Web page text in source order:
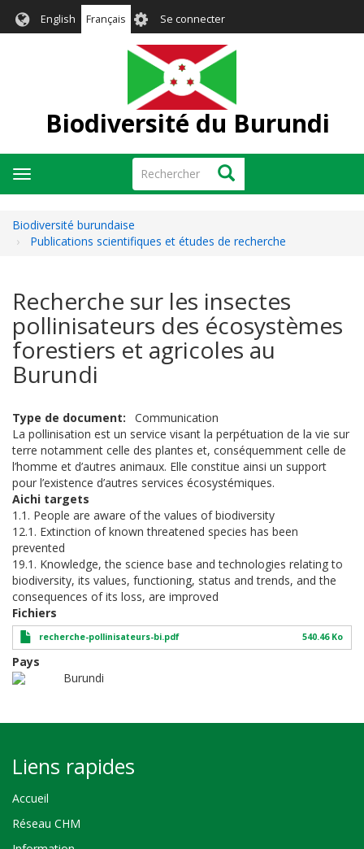
English Français User
account
menu
Se connecter
Biodiversité du Burundi
Rechercher Rechercher
Toggle
navigation
Biodiversité burundaise
Publications scientifiques et études de recherche
Recherche sur les insectes
pollinisateurs des écosystèmes
forestiers et agricoles au
Burundi
Type de document
Communication
La pollinisation est un service visant la perpétuation de la vie sur
terre notamment celle des plantes et, conséquemment celle de
l’homme et d’autres animaux. Elle constitue ainsi un support
pour l’existence d’autres services écosystémiques.
Aichi targets
1.1. People are aware of the values of biodiversity
12.1. Extinction of known threatened species has been
prevented
19.1. Knowledge, the science base and technologies relating to
biodiversity, its values, functioning, status and trends, and the
consequences of its loss, are improved
Fichiers
recherche-pollinisateurs-bi.pdf 540.46 Ko
Pays
Burundi
Liens rapides
Accueil
Réseau CHM